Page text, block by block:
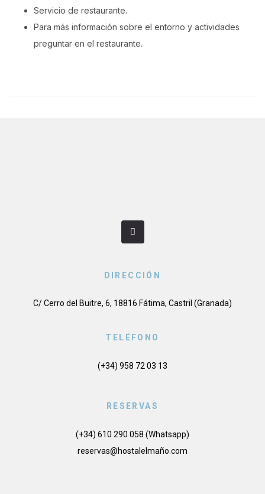
Servicio de restaurante.
Para más información sobre el entorno y actividades
preguntar en el restaurante.
DIRECCIÓN
C/ Cerro del Buitre, 6, 18816 Fátima, Castril (Granada)
TELÉFONO
(+34) 958 72 03 13
RESERVAS
(+34) 610 290 058 (Whatsapp)
reservas@hostalelmaño.com